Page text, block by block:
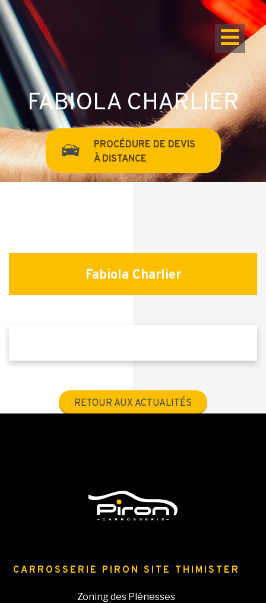
FABIOLA CHARLIER
PROCÉDURE DE DEVIS
À DISTANCE
Fabiola Charlier
RETOUR AUX ACTUALITÉS
CARROSSERIE PIRON SITE THIMISTER
Zoning des Plénesses